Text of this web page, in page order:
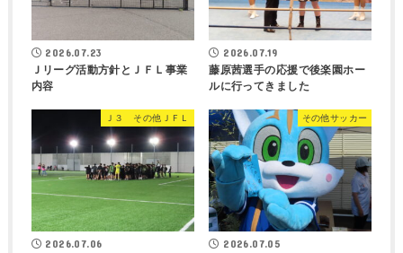
2026.07.23
Ｊリーグ活動方針とＪＦＬ事業
内容
2026.07.19
藤原茜選手の応援で後楽園ホー
ルに行ってきました
Ｊ３ その他ＪＦＬ
2026.07.06
その他サッカー
2026.07.05